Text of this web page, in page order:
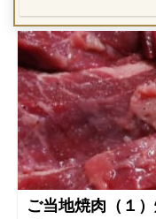
ご当地焼肉（１